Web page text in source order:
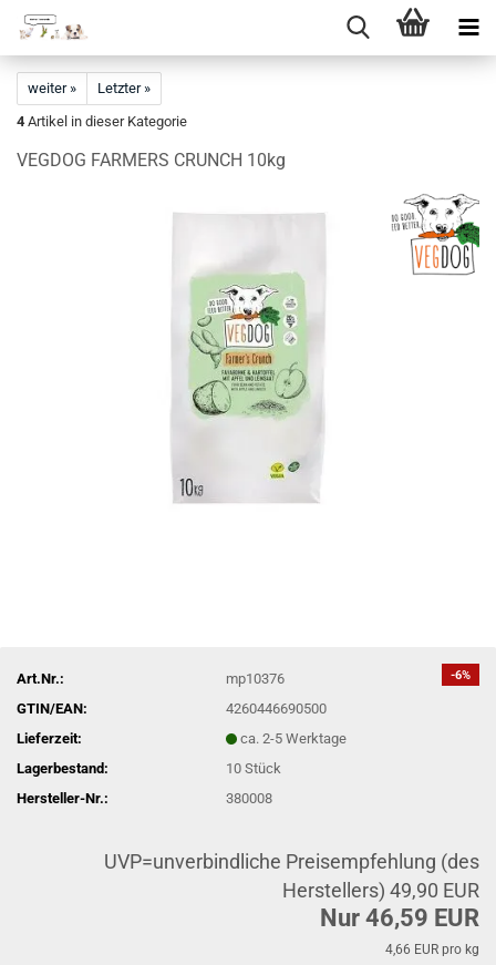
Hauptinhalt
weiter »
Letzter »
4 Artikel in dieser Kategorie
VEGDOG FARMERS CRUNCH 10kg
-6%
Art.Nr.:
mp10376
GTIN/EAN:
4260446690500
Lieferzeit:
ca. 2-5 Werktage
Lagerbestand:
10Stück
Hersteller-Nr.:
380008
UVP=unverbindliche Preisempfehlung (des
Herstellers) 49,90 EUR
Nur 46,59 EUR
4,66 EUR pro kg